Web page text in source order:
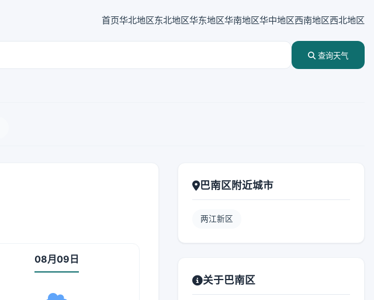
首页华北地区东北地区华东地区华南地区华中地区西南地区西北地区
查询天气
08月09日
巴南区附近城市
两江新区
关于巴南区